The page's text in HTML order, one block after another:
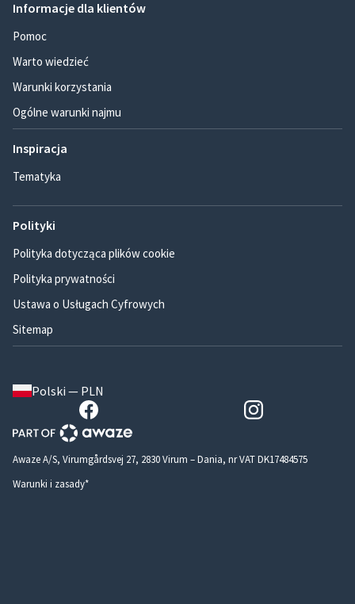
Informacje dla klientów
Pomoc
Warto wiedzieć
Warunki korzystania
Ogólne warunki najmu
Inspiracja
Tematyka
Polityki
Polityka dotycząca plików cookie
Polityka prywatności
Ustawa o Usługach Cyfrowych
Sitemap
Polski — PLN
Awaze A/S, Virumgårdsvej 27, 2830 Virum – Dania, nr VAT DK17484575
Warunki i zasady*